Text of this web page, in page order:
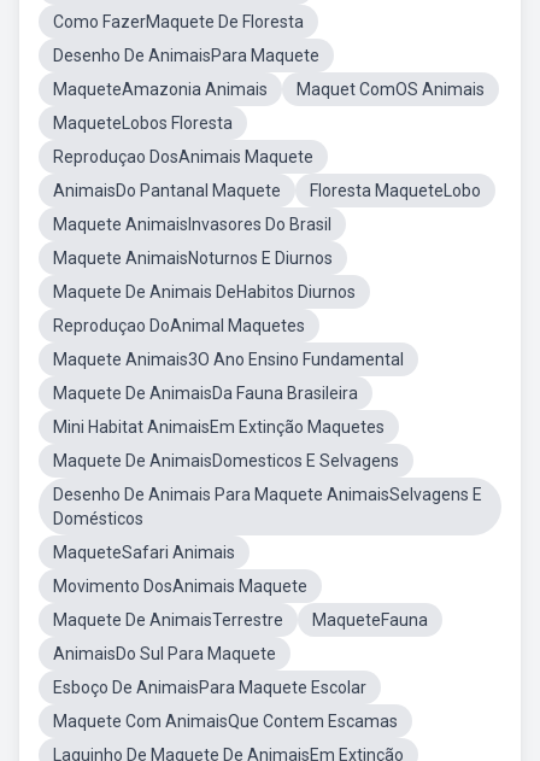
Como FazerMaquete De Floresta
Desenho De AnimaisPara Maquete
MaqueteAmazonia Animais
Maquet ComOS Animais
MaqueteLobos Floresta
Reproduçao DosAnimais Maquete
AnimaisDo Pantanal Maquete
Floresta MaqueteLobo
Maquete AnimaisInvasores Do Brasil
Maquete AnimaisNoturnos E Diurnos
Maquete De Animais DeHabitos Diurnos
Reproduçao DoAnimal Maquetes
Maquete Animais3O Ano Ensino Fundamental
Maquete De AnimaisDa Fauna Brasileira
Mini Habitat AnimaisEm Extinção Maquetes
Maquete De AnimaisDomesticos E Selvagens
Desenho De Animais Para Maquete AnimaisSelvagens E
Domésticos
MaqueteSafari Animais
Movimento DosAnimais Maquete
Maquete De AnimaisTerrestre
MaqueteFauna
AnimaisDo Sul Para Maquete
Esboço De AnimaisPara Maquete Escolar
Maquete Com AnimaisQue Contem Escamas
Laguinho De Maquete De AnimaisEm Extinção